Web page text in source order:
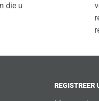
die u
REGISTREER